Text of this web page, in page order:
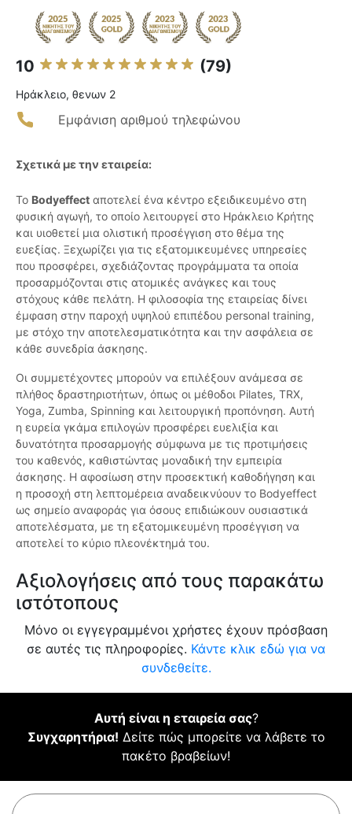
10 (79)
Ηράκλειο, θενων 2
Εμφάνιση αριθμού τηλεφώνου
Σχετικά με την εταιρεία:
Το Bodyeffect αποτελεί ένα κέντρο εξειδικευμένο στη
φυσική αγωγή, το οποίο λειτουργεί στο Ηράκλειο Κρήτης
και υιοθετεί μια ολιστική προσέγγιση στο θέμα της
ευεξίας. Ξεχωρίζει για τις εξατομικευμένες υπηρεσίες
που προσφέρει, σχεδιάζοντας προγράμματα τα οποία
προσαρμόζονται στις ατομικές ανάγκες και τους
στόχους κάθε πελάτη. Η φιλοσοφία της εταιρείας δίνει
έμφαση στην παροχή υψηλού επιπέδου personal training,
με στόχο την αποτελεσματικότητα και την ασφάλεια σε
κάθε συνεδρία άσκησης.
Οι συμμετέχοντες μπορούν να επιλέξουν ανάμεσα σε
πλήθος δραστηριοτήτων, όπως οι μέθοδοι Pilates, TRX,
Yoga, Zumba, Spinning και λειτουργική προπόνηση. Αυτή
η ευρεία γκάμα επιλογών προσφέρει ευελιξία και
δυνατότητα προσαρμογής σύμφωνα με τις προτιμήσεις
του καθενός, καθιστώντας μοναδική την εμπειρία
άσκησης. Η αφοσίωση στην προσεκτική καθοδήγηση και
η προσοχή στη λεπτομέρεια αναδεικνύουν το Bodyeffect
ως σημείο αναφοράς για όσους επιδιώκουν ουσιαστικά
αποτελέσματα, με τη εξατομικευμένη προσέγγιση να
αποτελεί το κύριο πλεονέκτημά του.
Αξιολογήσεις από τους παρακάτω
ιστότοπους
Μόνο οι εγγεγραμμένοι χρήστες έχουν πρόσβαση
σε αυτές τις πληροφορίες. Κάντε κλικ εδώ για να
συνδεθείτε.
Αυτή είναι η εταιρεία σας?
Συγχαρητήρια! Δείτε πώς μπορείτε να λάβετε το
πακέτο βραβείων!